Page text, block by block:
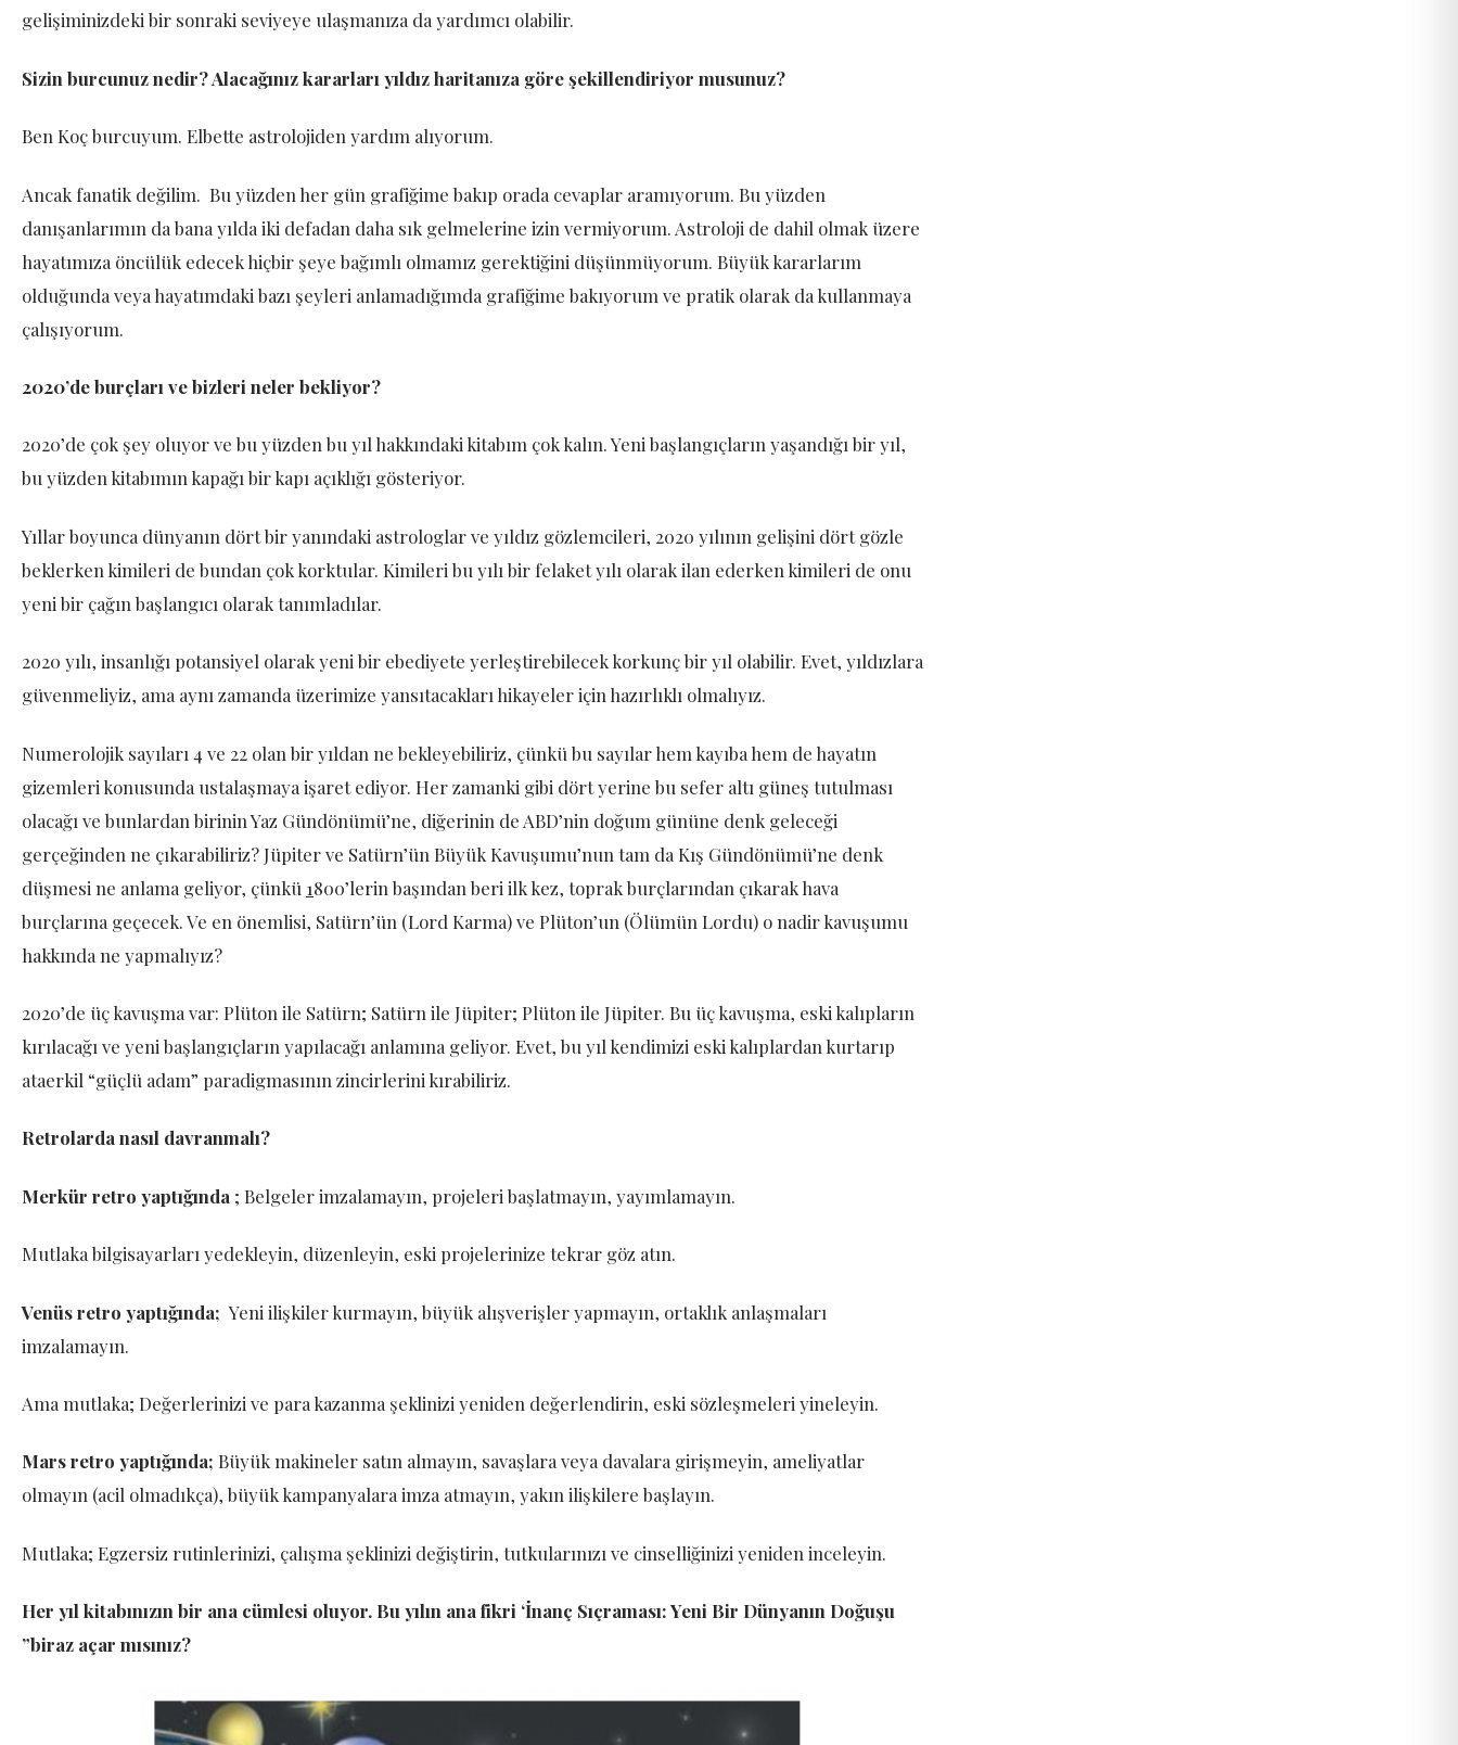
gelişiminizdeki bir sonraki seviyeye ulaşmanıza da yardımcı olabilir.
Sizin burcunuz nedir? Alacağınız kararları yıldız haritanıza göre şekillendiriyor musunuz?
Ben Koç burcuyum. Elbette astrolojiden yardım alıyorum.
Ancak fanatik değilim. Bu yüzden her gün grafiğime bakıp orada cevaplar aramıyorum. Bu yüzden
danışanlarımın da bana yılda iki defadan daha sık gelmelerine izin vermiyorum. Astroloji de dahil olmak üzere
hayatımıza öncülük edecek hiçbir şeye bağımlı olmamız gerektiğini düşünmüyorum. Büyük kararlarım
olduğunda veya hayatımdaki bazı şeyleri anlamadığımda grafiğime bakıyorum ve pratik olarak da kullanmaya
çalışıyorum.
2020’de burçları ve bizleri neler bekliyor?
2020’de çok şey oluyor ve bu yüzden bu yıl hakkındaki kitabım çok kalın. Yeni başlangıçların yaşandığı bir yıl,
bu yüzden kitabımın kapağı bir kapı açıklığı gösteriyor.
Yıllar boyunca dünyanın dört bir yanındaki astrologlar ve yıldız gözlemcileri, 2020 yılının gelişini dört gözle
beklerken kimileri de bundan çok korktular. Kimileri bu yılı bir felaket yılı olarak ilan ederken kimileri de onu
yeni bir çağın başlangıcı olarak tanımladılar.
2020 yılı, insanlığı potansiyel olarak yeni bir ebediyete yerleştirebilecek korkunç bir yıl olabilir. Evet, yıldızlara
güvenmeliyiz, ama aynı zamanda üzerimize yansıtacakları hikayeler için hazırlıklı olmalıyız.
Numerolojik sayıları 4 ve 22 olan bir yıldan ne bekleyebiliriz, çünkü bu sayılar hem kayıba hem de hayatın
gizemleri konusunda ustalaşmaya işaret ediyor. Her zamanki gibi dört yerine bu sefer altı güneş tutulması
olacağı ve bunlardan birinin Yaz Gündönümü’ne, diğerinin de ABD’nin doğum gününe denk geleceği
gerçeğinden ne çıkarabiliriz? Jüpiter ve Satürn’ün Büyük Kavuşumu’nun tam da Kış Gündönümü’ne denk
düşmesi ne anlama geliyor, çünkü 1800’lerin başından beri ilk kez, toprak burçlarından çıkarak hava
burçlarına geçecek. Ve en önemlisi, Satürn’ün (Lord Karma) ve Plüton’un (Ölümün Lordu) o nadir kavuşumu
hakkında ne yapmalıyız?
2020’de üç kavuşma var: Plüton ile Satürn; Satürn ile Jüpiter; Plüton ile Jüpiter. Bu üç kavuşma, eski kalıpların
kırılacağı ve yeni başlangıçların yapılacağı anlamına geliyor. Evet, bu yıl kendimizi eski kalıplardan kurtarıp
ataerkil “güçlü adam” paradigmasının zincirlerini kırabiliriz.
Retrolarda nasıl davranmalı?
Merkür retro yaptığında ; Belgeler imzalamayın, projeleri başlatmayın, yayımlamayın.
Mutlaka bilgisayarları yedekleyin, düzenleyin, eski projelerinize tekrar göz atın.
Venüs retro yaptığında; Yeni ilişkiler kurmayın, büyük alışverişler yapmayın, ortaklık anlaşmaları
imzalamayın.
Ama mutlaka; Değerlerinizi ve para kazanma şeklinizi yeniden değerlendirin, eski sözleşmeleri yineleyin.
Mars retro yaptığında; Büyük makineler satın almayın, savaşlara veya davalara girişmeyin, ameliyatlar
olmayın (acil olmadıkça), büyük kampanyalara imza atmayın, yakın ilişkilere başlayın.
Mutlaka; Egzersiz rutinlerinizi, çalışma şeklinizi değiştirin, tutkularınızı ve cinselliğinizi yeniden inceleyin.
Her yıl kitabınızın bir ana cümlesi oluyor. Bu yılın ana fikri ‘İnanç Sıçraması: Yeni Bir Dünyanın Doğuşu
”biraz açar mısınız?